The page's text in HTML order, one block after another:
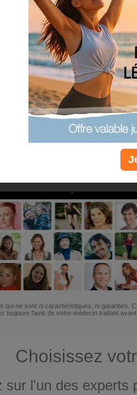
Les meilleures solutions
PLUS
EFFICACE
Non, je
ne sont ni caractéristiques, ni
l'avis de votre médecin traitant
Choisissez
sur l'un des experts